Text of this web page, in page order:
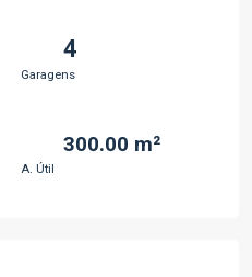
4
Garagens
300.00 m²
A. Útil